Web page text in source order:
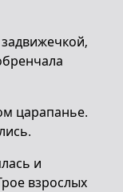
царапанье.
и
взрослых